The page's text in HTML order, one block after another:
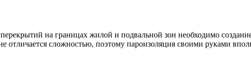
на границах жилой и подвальной зон необходимо
отличается сложностью, поэтому пароизоляция своими руками